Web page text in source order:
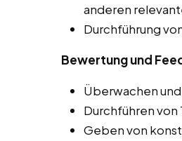
anderen
Durchführung
Bewertung und
Überwachen
Durchführen von
Geben von